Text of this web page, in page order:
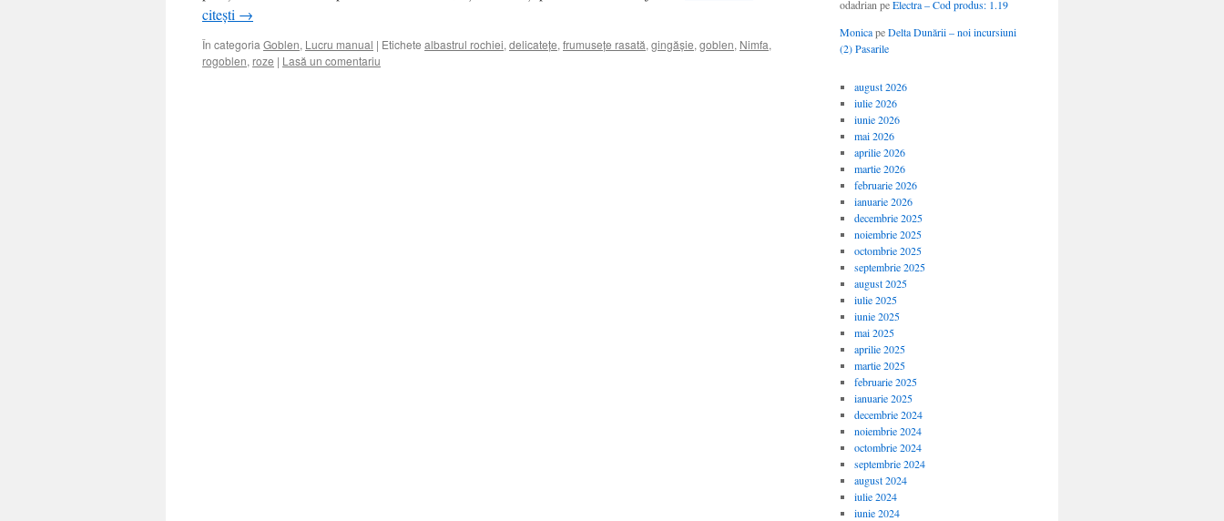
citești →
În categoria Goblen, Lucru manual | Etichete albastrul rochiei, delicatețe, frumusețe rasată, gingășie, goblen, Nimfa,
rogoblen, roze | Lasă un comentariu
odadrian peElectra – Cod produs: 1.19
MonicapeDelta Dunării – noi incursiuni
(2) Pasarile
august 2026
iulie 2026
iunie 2026
mai 2026
aprilie 2026
martie 2026
februarie 2026
ianuarie 2026
decembrie 2025
noiembrie 2025
octombrie 2025
septembrie 2025
august 2025
iulie 2025
iunie 2025
mai 2025
aprilie 2025
martie 2025
februarie 2025
ianuarie 2025
decembrie 2024
noiembrie 2024
octombrie 2024
septembrie 2024
august 2024
iulie 2024
iunie 2024